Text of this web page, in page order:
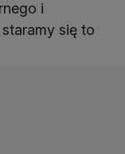
i
się to